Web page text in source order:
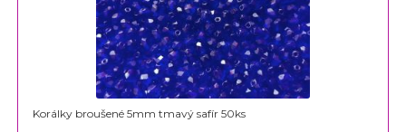
Korálky broušené 5mm tmavý safír 50ks